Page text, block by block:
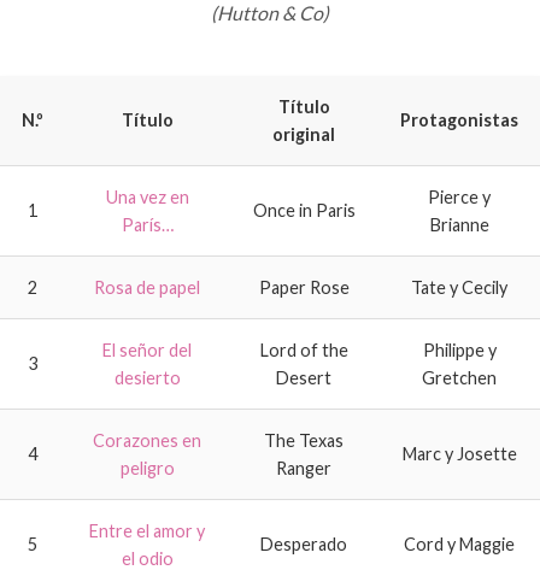
(Hutton & Co)
N.º Título
Título
original
Protagonistas
1
Una vez en
París…
Once in Paris
Pierce y
Brianne
2 Rosa de papel Paper Rose Tate y Cecily
3
El señor del
desierto
Lord of the
Desert
Philippe y
Gretchen
4
Corazones en
peligro
The Texas
Ranger
Marc y Josette
5
Entre el amor y
el odio
Desperado Cord y Maggie